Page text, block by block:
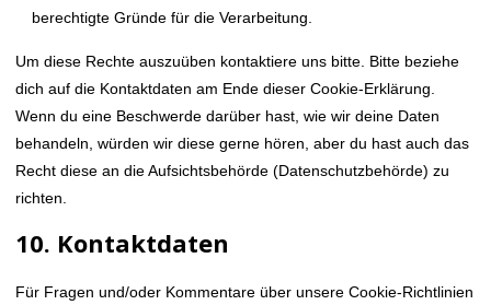
berechtigte Gründe für die Verarbeitung.
Um diese Rechte auszuüben kontaktiere uns bitte. Bitte beziehe
dich auf die Kontaktdaten am Ende dieser Cookie-Erklärung.
Wenn du eine Beschwerde darüber hast, wie wir deine Daten
behandeln, würden wir diese gerne hören, aber du hast auch das
Recht diese an die Aufsichtsbehörde (Datenschutzbehörde) zu
richten.
10. Kontaktdaten
Für Fragen und/oder Kommentare über unsere Cookie-Richtlinien